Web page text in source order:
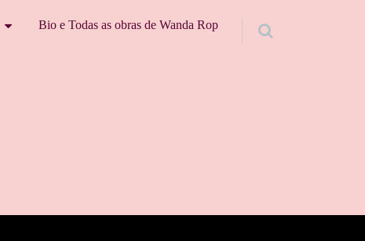
Bio e Todas as obras de Wanda Rop